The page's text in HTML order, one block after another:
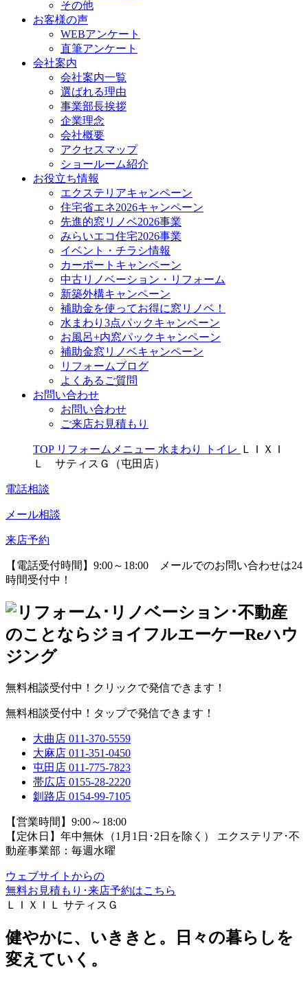
その他
お客様の声
WEBアンケート
直筆アンケート
会社案内
会社案内一覧
選ばれる理由
事業部長挨拶
企業理念
会社概要
アクセスマップ
ショールーム紹介
お役立ち情報
エクステリアキャンペーン
住宅省エネ2026キャンペーン
先進的窓リノベ2026事業
みらいエコ住宅2026事業
イベント・チラシ情報
カーポートキャンペーン
中古リノベーション・リフォーム
新築外構キャンペーン
補助金を使ってお得に窓リノベ！
水まわり3点パックキャンペーン
お風呂+内窓パックキャンペーン
補助金窓リノベキャンペーン
リフォームブログ
よくあるご質問
お問い合わせ
お問い合わせ
ご来店お見積もり
TOP リフォームメニュー 水まわり トイレ ＬＩＸＩ
Ｌ サティスＧ（屯田店）
電話相談
メール相談
来店予約
【電話受付時間】9:00～18:00
メールでのお問い合わせは24
時間受付中！
無料相談受付中！クリックで発信できます！
無料相談受付中！タップで発信できます！
大曲店 011-370-5559
大麻店 011-351-0450
屯田店 011-775-7823
帯広店 0155-28-2220
釧路店 0154-99-7105
【営業時間】9:00～18:00
【定休日】年中無休（1月1日･2日を除く） エクステリア･不
動産事業部：毎週水曜
ウェブサイトからの
無料お見積もり･来店予約はこちら
ＬＩＸＩＬ サティスＧ
健やかに、いききと。日々の暮らしを
変えていく。